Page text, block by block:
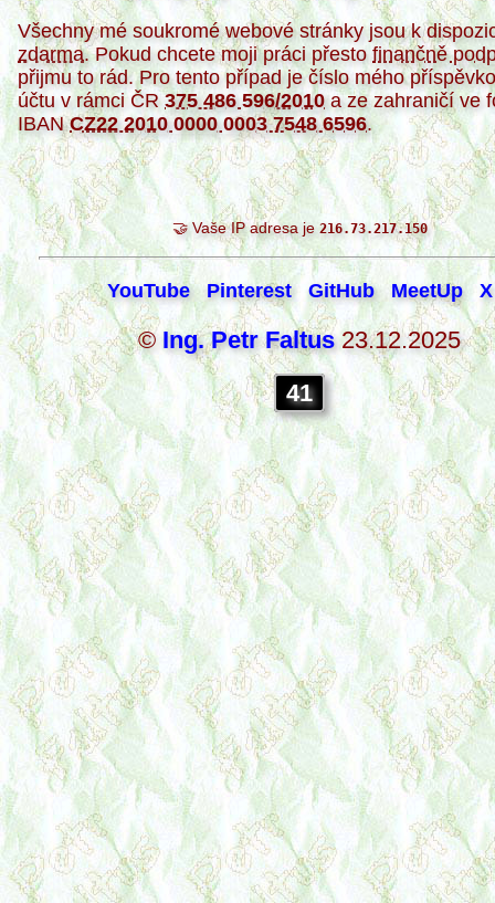
Všechny mé soukromé webové stránky jsou k
zdarma. Pokud chcete moji práci přesto finančně
přijmu to rád. Pro tento případ je číslo mého
účtu v rámci ČR 375 486 596/2010a ze zahraničí ve
IBANCZ22 2010 0000 0003 7548 6596.
🤝 Vaše IP adresa je 216.73.217.150
YouTube Pinterest GitHub MeetUp X
© Ing. Petr Faltus23.12.2025
41